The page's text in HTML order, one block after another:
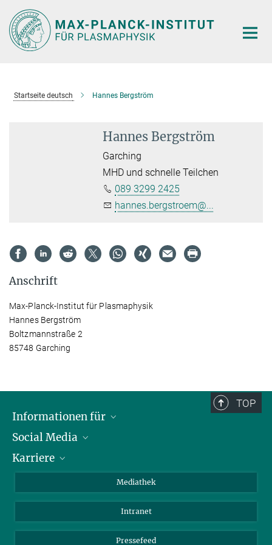
Hauptinhalt
Startseite deutsch Hannes Bergström
Hannes Bergström
Garching
MHD und schnelle Teilchen
089 3299 2425
hannes.bergstroem@...
Anschrift
Max-Planck-Institut für Plasmaphysik
Hannes Bergström
Boltzmannstraße 2
85748 Garching
TOP
Informationen für
Journalisten
Schule
Social Media
LinkedIn
Karriere
Mediathek
Intranet
Pressefeed